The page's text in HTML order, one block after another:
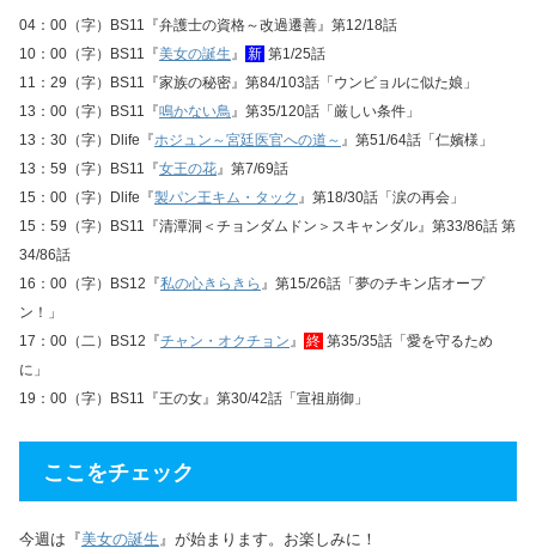
04：00（字）BS11『弁護士の資格～改過遷善』第12/18話
10：00（字）BS11『美女の誕生』 新 第1/25話
11：29（字）BS11『家族の秘密』第84/103話「ウンビョルに似た娘」
13：00（字）BS11『鳴かない鳥』第35/120話「厳しい条件」
13：30（字）Dlife『ホジュン～宮廷医官への道～ 』第51/64話「仁嬪様」
13：59（字）BS11『女王の花』第7/69話
15：00（字）Dlife『製パン王キム・タック 』第18/30話「涙の再会」
15：59（字）BS11『清潭洞＜チョンダムドン＞スキャンダル』第33/86話 第
34/86話
16：00（字）BS12『私の心きらきら 』第15/26話「夢のチキン店オープ
ン！」
17：00（二）BS12『チャン・オクチョン』 終 第35/35話「愛を守るため
に」
19：00（字）BS11『王の女』第30/42話「宣祖崩御」
ここをチェック
今週は『美女の誕生』が始まります。お楽しみに！